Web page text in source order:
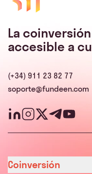
La
accesible a
(+34) 911 23 82 77
soporte@fundeen.com
Coinversión